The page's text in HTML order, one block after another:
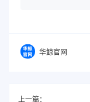
华鲸官网
上一篇：